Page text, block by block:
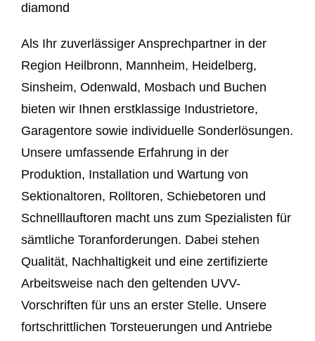
diamond
Als Ihr zuverlässiger Ansprechpartner in der
Region Heilbronn, Mannheim, Heidelberg,
Sinsheim, Odenwald, Mosbach und Buchen
bieten wir Ihnen erstklassige Industrietore,
Garagentore sowie individuelle Sonderlösungen.
Unsere umfassende Erfahrung in der
Produktion, Installation und Wartung von
Sektionaltoren, Rolltoren, Schiebetoren und
Schnelllauftoren macht uns zum Spezialisten für
sämtliche Toranforderungen. Dabei stehen
Qualität, Nachhaltigkeit und eine zertifizierte
Arbeitsweise nach den geltenden UVV-
Vorschriften für uns an erster Stelle. Unsere
fortschrittlichen Torsteuerungen und Antriebe